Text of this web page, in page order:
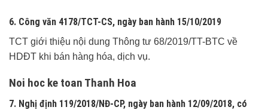
6. Công văn 4178/TCT-CS, ngày ban hành 15/10/2019
TCT giới thiệu nội dung Thông tư 68/2019/TT-BTC về
HDĐT khi bán hàng hóa, dịch vụ.
Noi hoc ke toan Thanh Hoa
7. Nghị định 119/2018/NĐ-CP, ngày ban hành 12/09/2018, có